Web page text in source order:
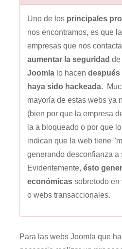
Uno de los principales
nos encontramos, es que
empresas que nos
aumentar la seguridad de
Joomla lo hacen después
haya sido hackeada.
mayoría de estas webs ya
(bien por que la empresa
la a bloqueado o por que
indican que la web tiene
generando desconfianza a
Evidentemente, ésto
económicas sobretodo en
o webs transaccionales.
Para las webs Joomla que